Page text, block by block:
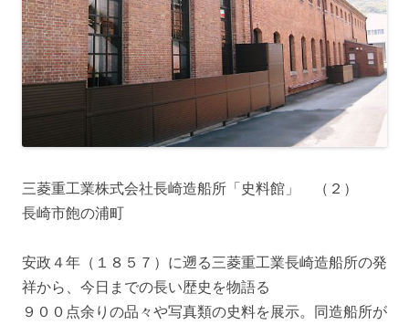
三菱重工業株式会社長崎造船所「史料館」 （２）
長崎市飽の浦町
安政４年（１８５７）に遡る三菱重工業長崎造船所の発
祥から、今日までの長い歴史を物語る
９００点余りの品々や写真類の史料を展示。同造船所が